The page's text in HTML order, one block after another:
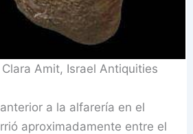
Amit, Israel Antiquities
a la alfarería en el
aproximadamente entre el